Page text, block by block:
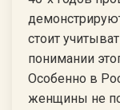
стоит
понимании
Особенно в
женщины не